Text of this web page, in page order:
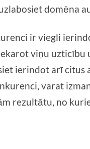
domēna
ir viegli
viņu uzticību
ierindot arī citus
varat
rezultātu, no